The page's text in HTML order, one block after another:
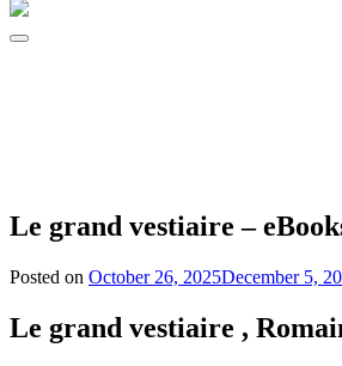
Le grand vestiaire –
Posted on October 26, 2025December 5,
Le grand vestiaire ,